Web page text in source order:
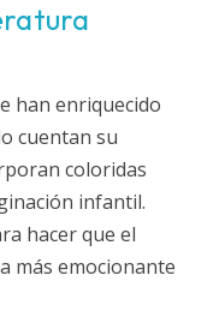
han enriquecido
cuentan su
coloridas
infantil.
hacer que el
más emocionante